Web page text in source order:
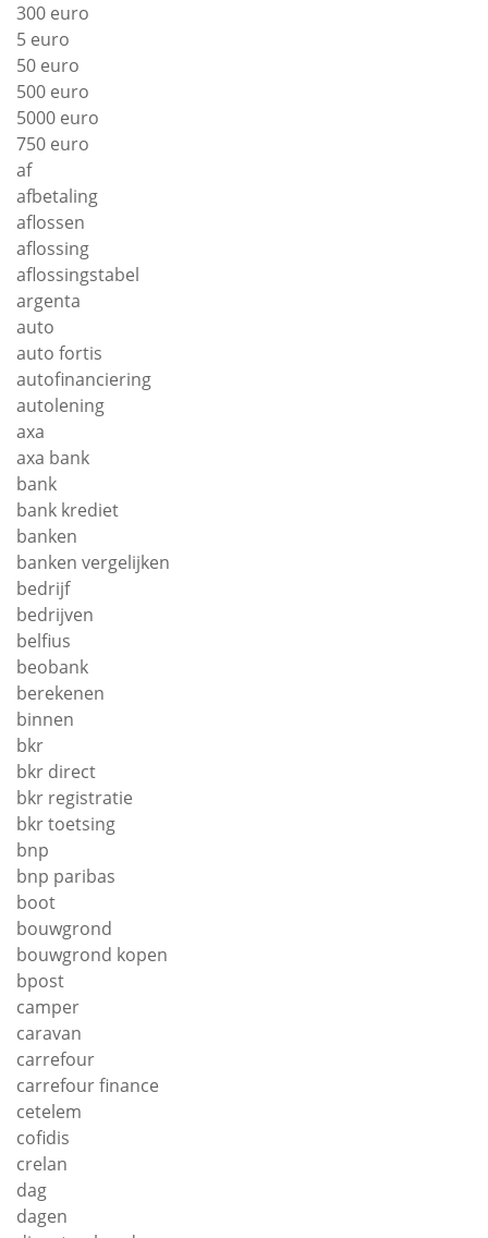
300 euro
5 euro
50 euro
500 euro
5000 euro
750 euro
af
afbetaling
aflossen
aflossing
aflossingstabel
argenta
auto
auto fortis
autofinanciering
autolening
axa
axa bank
bank
bank krediet
banken
banken vergelijken
bedrijf
bedrijven
belfius
beobank
berekenen
binnen
bkr
bkr direct
bkr registratie
bkr toetsing
bnp
bnp paribas
boot
bouwgrond
bouwgrond kopen
bpost
camper
caravan
carrefour
carrefour finance
cetelem
cofidis
crelan
dag
dagen